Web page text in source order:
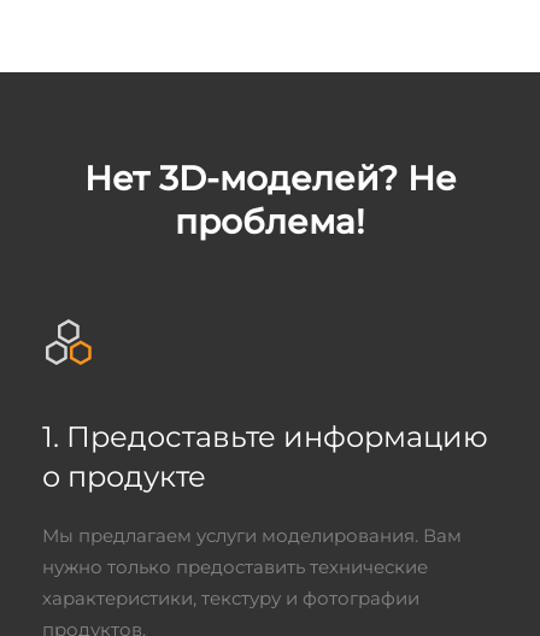
Нет 3D-моделей? Не
проблема!
1. Предоставьте информацию
о продукте
Мы предлагаем услуги моделирования. Вам
нужно только предоставить технические
характеристики, текстуру и фотографии
продуктов.